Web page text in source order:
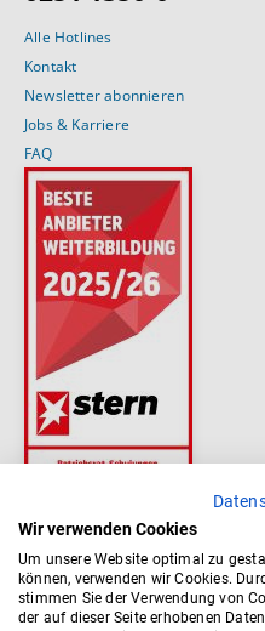
Wir verwenden Cookies
Um unsere Website optimal zu
können, verwenden wir Cookies.
stimmen Sie der Verwendung von
der auf dieser Seite erhobenen
Alle Hotlines
Kontakt
Newsletter abonnieren
Jobs & Karriere
FAQ